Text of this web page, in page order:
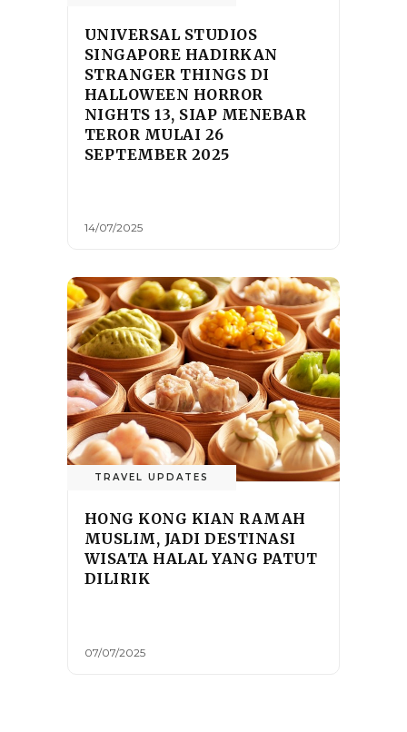
UNIVERSAL STUDIOS
SINGAPORE HADIRKAN
STRANGER THINGS DI
HALLOWEEN HORROR
NIGHTS 13, SIAP MENEBAR
TEROR MULAI 26
SEPTEMBER 2025
14/07/2025
TRAVEL UPDATES
HONG KONG KIAN RAMAH
MUSLIM, JADI DESTINASI
WISATA HALAL YANG PATUT
DILIRIK
07/07/2025